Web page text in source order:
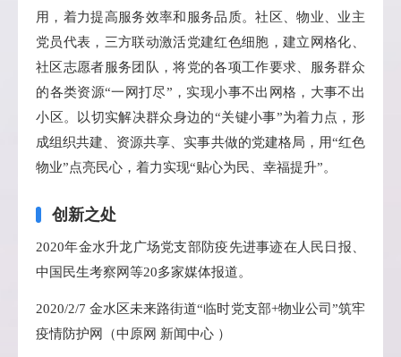
用，着力提高服务效率和服务品质。社区、物业、业主
党员代表，三方联动激活党建红色细胞，建立网格化、
社区志愿者服务团队，将党的各项工作要求、服务群众
的各类资源“一网打尽”，实现小事不出网格，大事不出
小区。以切实解决群众身边的“关键小事”为着力点，形
成组织共建、资源共享、实事共做的党建格局，用“红色
物业”点亮民心，着力实现“贴心为民、幸福提升”。
创新之处
2020年金水升龙广场党支部防疫先进事迹在人民日报、
中国民生考察网等20多家媒体报道。
2020/2/7 金水区未来路街道“临时党支部+物业公司”筑牢
疫情防护网（中原网 新闻中心 ）